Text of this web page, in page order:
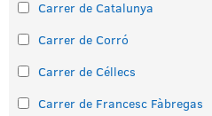
Carrer de Catalunya
Carrer de Corró
Carrer de Céllecs
Carrer de Francesc Fàbregas